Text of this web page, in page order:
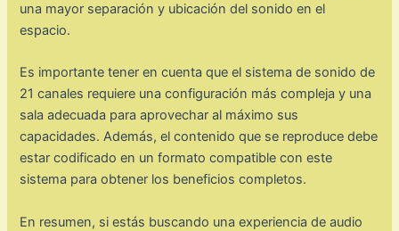
una mayor separación y ubicación del sonido en el
espacio.
Es importante tener en cuenta que el sistema de sonido de
21 canales requiere una configuración más compleja y una
sala adecuada para aprovechar al máximo sus
capacidades. Además, el contenido que se reproduce debe
estar codificado en un formato compatible con este
sistema para obtener los beneficios completos.
En resumen, si estás buscando una experiencia de audio